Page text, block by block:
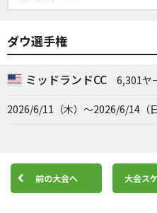
ダウ選手権
ミッドランドCC 6,301ヤ
2026/6/11（木）～2026/6/14（日
前の大会へ 大会ス